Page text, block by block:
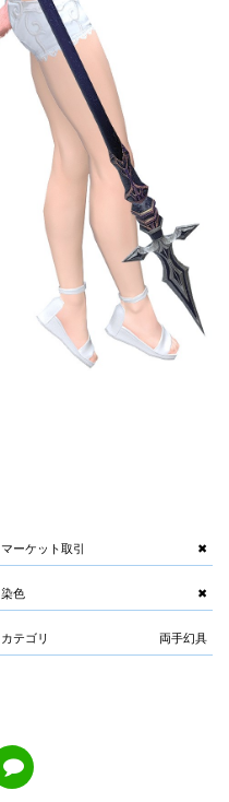
マーケット取引 ✖
染色 ✖
カテゴリ 両手幻具